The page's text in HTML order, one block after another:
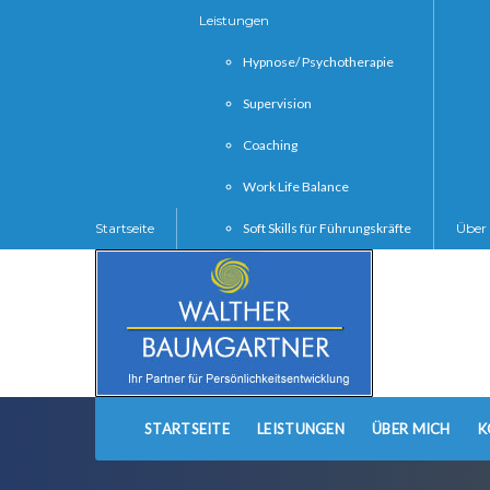
Startseite
Leistungen
Hypnose/ Psychotherapie
Supervision
Coaching
Work Life Balance
Soft Skills für Führungskräfte
STARTSEITE LEISTUNGEN ÜBER MICH